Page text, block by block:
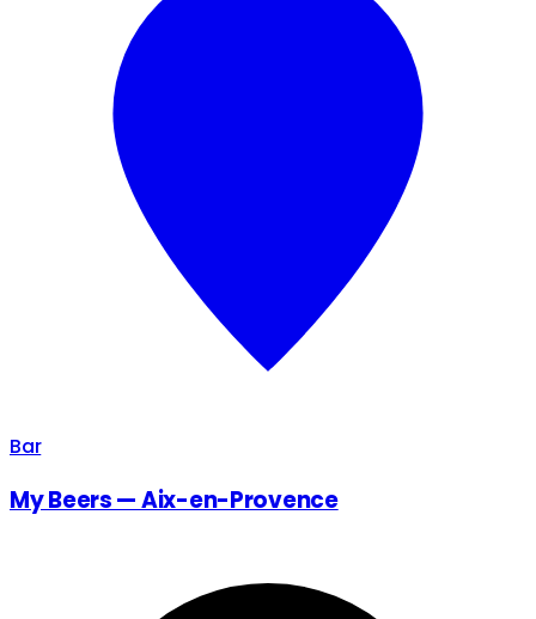
Bar
My Beers — Aix-en-Provence